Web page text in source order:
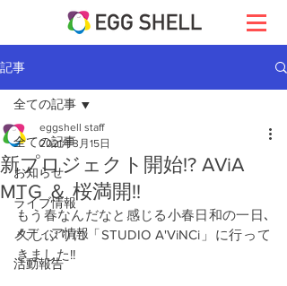
記事
全ての記事
お知らせ
ライブ情報
メディア情報
活動報告
全ての記事
新プロジェクト開始!? AViA
MTG ＆ 桜満開!!
eggshell staff
2021年3月15日
もう春なんだなと感じる小春日和の一日､
久しぶりに「STUDIO A'ViNCi」に行って
きました!!